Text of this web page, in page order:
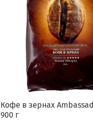
Кофе в зернах
900 г